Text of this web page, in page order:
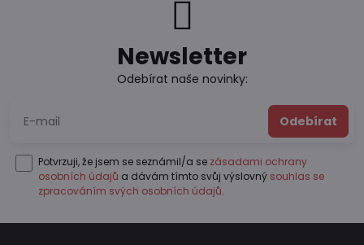
Newsletter
Odebírat naše novinky:
Odebírat
Potvrzuji, že jsem se seznámil/a se zásadami ochrany
osobních údajů a dávám tímto svůj výslovný souhlas se
zpracováním svých osobních údajů.